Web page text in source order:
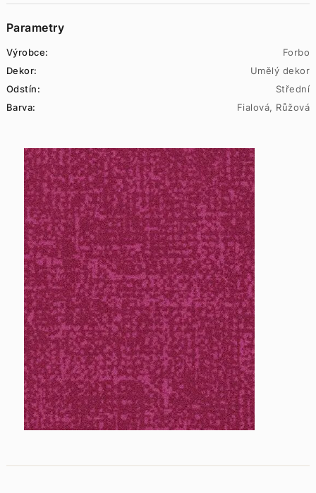
Parametry
Výrobce:
Forbo
Dekor:
Umělý dekor
Odstín:
Střední
Barva:
Fialová, Růžová